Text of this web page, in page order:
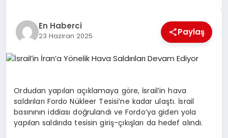
DÜNYA
EĞITIM
SIYASET
En Haberci
23 Haziran 2025 Paylaş
Ordudan yapılan açıklamaya göre, İsrail’in hava
saldırıları Fordo Nükleer Tesisi’ne kadar ulaştı. İsrail
basınının iddiası doğrulandı ve Fordo’ya giden yola
yapılan saldırıda tesisin giriş-çıkışları da hedef alındı.